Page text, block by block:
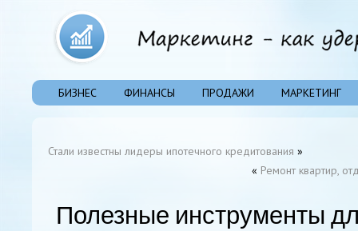
БИЗНЕС ФИНАНСЫ ПРОДАЖИ МАРКЕТИНГ
Стали известны лидеры ипотечного кредитования »
« Ремонт квартир,
Полезные инструменты